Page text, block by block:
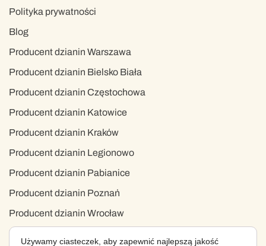
Polityka prywatności
Blog
Producent dzianin Warszawa
Producent dzianin Bielsko Biała
Producent dzianin Częstochowa
Producent dzianin Katowice
Producent dzianin Kraków
Producent dzianin Legionowo
Producent dzianin Pabianice
Producent dzianin Poznań
Producent dzianin Wrocław
Producent dzianin Zgierz
Używamy ciasteczek, aby zapewnić najlepszą jakość